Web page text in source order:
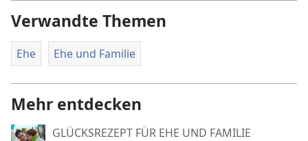
Verwandte Themen
Ehe Ehe und Familie
Mehr entdecken
GLÜCKSREZEPT FÜR EHE UND FAMILIE